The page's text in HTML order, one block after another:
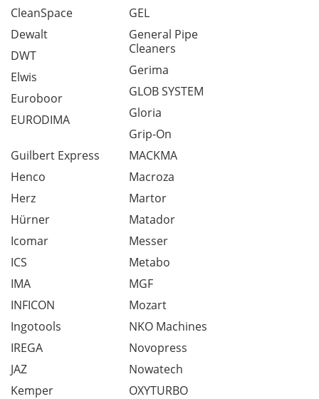
CleanSpace
Dewalt
DWT
Elwis
Euroboor
EURODIMA
GEL
General Pipe
Cleaners
Gerima
GLOB SYSTEM
Gloria
Grip-On
Guilbert Express
Henco
Herz
Hürner
Icomar
ICS
IMA
INFICON
Ingotools
IREGA
JAZ
Kemper
MACKMA
Macroza
Martor
Matador
Messer
Metabo
MGF
Mozart
NKO Machines
Novopress
Nowatech
OXYTURBO